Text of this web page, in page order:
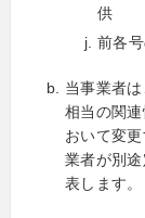
供
前各
当事業者
相当の関
おいて変
業者が別
表します。